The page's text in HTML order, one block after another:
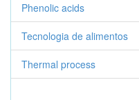
Phenolic acids
Tecnologia de alimentos
Thermal process